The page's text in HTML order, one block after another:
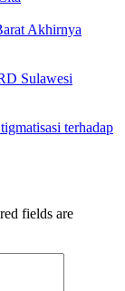
Akhirnya
Sulawesi
terhadap
fields are